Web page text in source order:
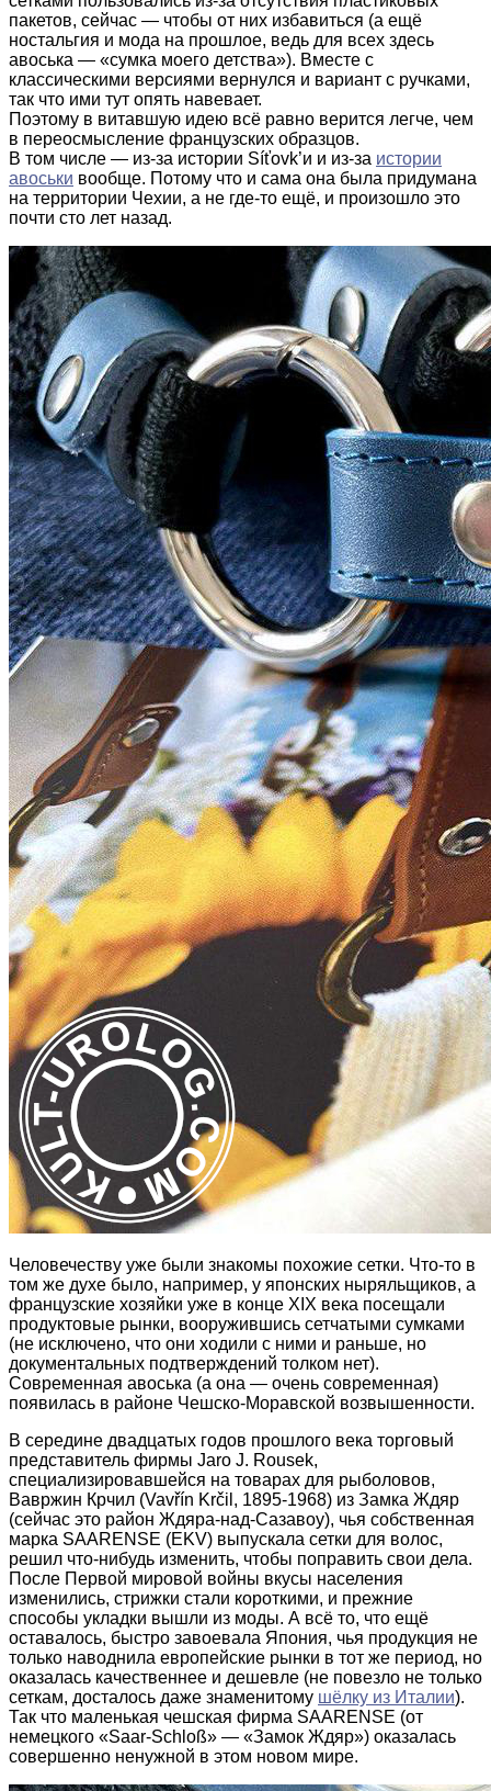
пакетов, сейчас — чтобы от них избавиться (а ещё
ностальгия и мода на прошлое, ведь для всех здесь
авоська — «сумка моего детства»). Вместе с
классическими версиями вернулся и вариант с ручками,
так что ими тут опять навевает.
Поэтому в витавшую идею всё равно верится легче, чем
в переосмысление французских образцов.
В том числе — из-за истории Síťovk’и и из-за истории
авоськи вообще. Потому что и сама она была придумана
на территории Чехии, а не где-то ещё, и произошло это
почти сто лет назад.
Человечеству уже были знакомы похожие сетки. Что-то в
том же духе было, например, у японских ныряльщиков, а
французские хозяйки уже в конце XIX века посещали
продуктовые рынки, вооружившись сетчатыми сумками
(не исключено, что они ходили с ними и раньше, но
документальных подтверждений толком нет).
Современная авоська (а она — очень современная)
появилась в районе Чешско-Моравской возвышенности.
В середине двадцатых годов прошлого века торговый
представитель фирмы Jaro J. Rousek,
специализировавшейся на товарах для рыболовов,
Вавржин Крчил (Vavřín Krčil, 1895-1968) из Замка Ждяр
(сейчас это район Ждяра-над-Сазавоу), чья собственная
марка SAARENSE (EKV) выпускала сетки для волос,
решил что-нибудь изменить, чтобы поправить свои дела.
После Первой мировой войны вкусы населения
изменились, стрижки стали короткими, и прежние
способы укладки вышли из моды. А всё то, что ещё
оставалось, быстро завоевала Япония, чья продукция не
только наводнила европейские рынки в тот же период, но
оказалась качественнее и дешевле (не повезло не только
сеткам, досталось даже знаменитому шёлку из Италии).
Так что маленькая чешская фирма SAARENSE (от
немецкого «Saar-Schloß» — «Замок Ждяр») оказалась
совершенно ненужной в этом новом мире.